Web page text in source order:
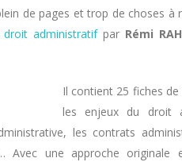
de pages et trop de choses à
administratifpar Rémi
Il contient 25 fiches
les enjeux du droit
les contrats
Avec une approche originale